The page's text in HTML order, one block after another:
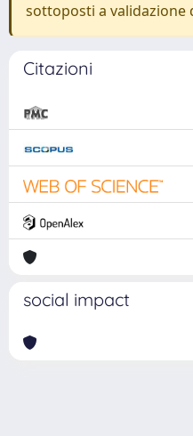
sottoposti a validazione
Citazioni
social impact